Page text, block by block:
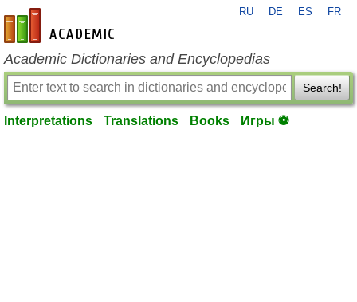
en-academic.com
RU DE ES FR
Academic Dictionaries and Encyclopedias
Search!
Interpretations Translations Books Игры ⚽